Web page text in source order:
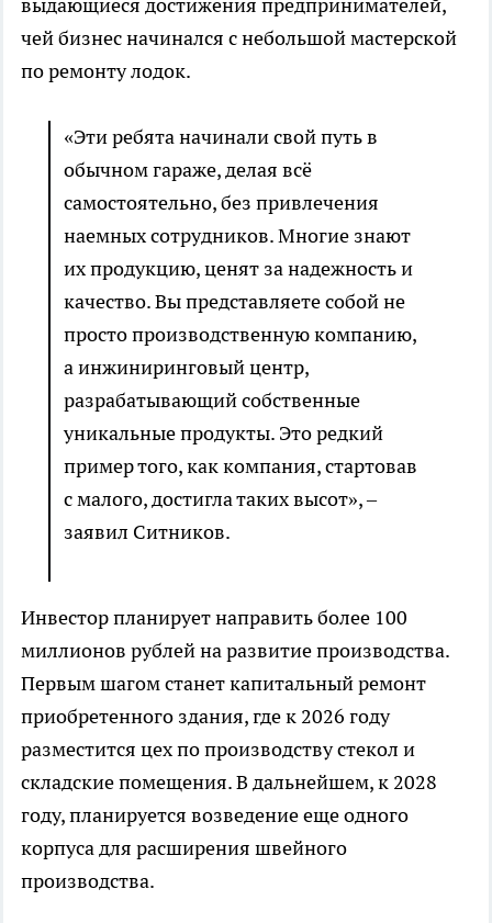
выдающиеся достижения предпринимателей,
чей бизнес начинался с небольшой мастерской
по ремонту лодок.
«Эти ребята начинали свой путь в
обычном гараже, делая всё
самостоятельно, без привлечения
наемных сотрудников. Многие знают
их продукцию, ценят за надежность и
качество. Вы представляете собой не
просто производственную компанию,
а инжиниринговый центр,
разрабатывающий собственные
уникальные продукты. Это редкий
пример того, как компания, стартовав
с малого, достигла таких высот», –
заявил Ситников.
Инвестор планирует направить более 100
миллионов рублей на развитие производства.
Первым шагом станет капитальный ремонт
приобретенного здания, где к 2026 году
разместится цех по производству стекол и
складские помещения. В дальнейшем, к 2028
году, планируется возведение еще одного
корпуса для расширения швейного
производства.